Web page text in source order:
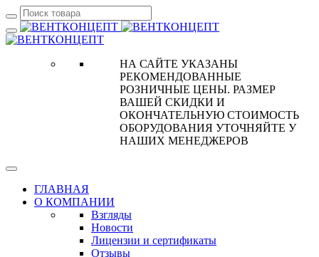
НА САЙТЕ УКАЗАНЫ
РЕКОМЕНДОВАННЫЕ
РОЗНИЧНЫЕ ЦЕНЫ. РАЗМЕР
ВАШЕЙ СКИДКИ И
ОКОНЧАТЕЛЬНУЮ СТОИМОСТЬ
ОБОРУДОВАНИЯ УТОЧНЯЙТЕ У
НАШИХ МЕНЕДЖЕРОВ
ГЛАВНАЯ
О КОМПАНИИ
Взгляды
Новости
Лицензии и сертификаты
Отзывы